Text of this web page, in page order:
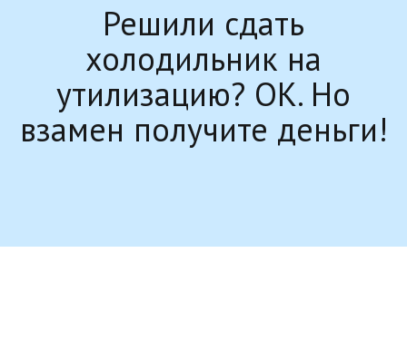
Решили сдать
холодильник на
утилизацию? ОК. Но
взамен получите деньги!